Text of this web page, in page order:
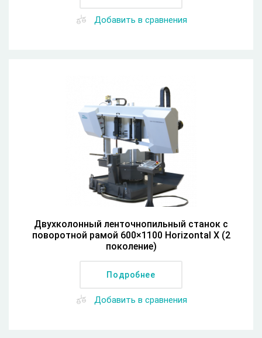
Добавить в сравнения
Двухколонный ленточнопильный станок с
поворотной рамой 600×1100 Horizontal X (2
поколение)
Подробнее
Добавить в сравнения